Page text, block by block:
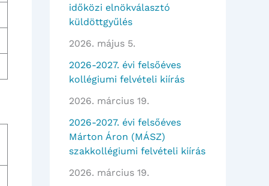
időközi elnökválasztó
küldöttgyűlés
2026. május 5.
2026-2027. évi felsőéves
kollégiumi felvételi kiírás
2026. március 19.
2026-2027. évi felsőéves
Márton Áron (MÁSZ)
szakkollégiumi felvételi kiírás
2026. március 19.